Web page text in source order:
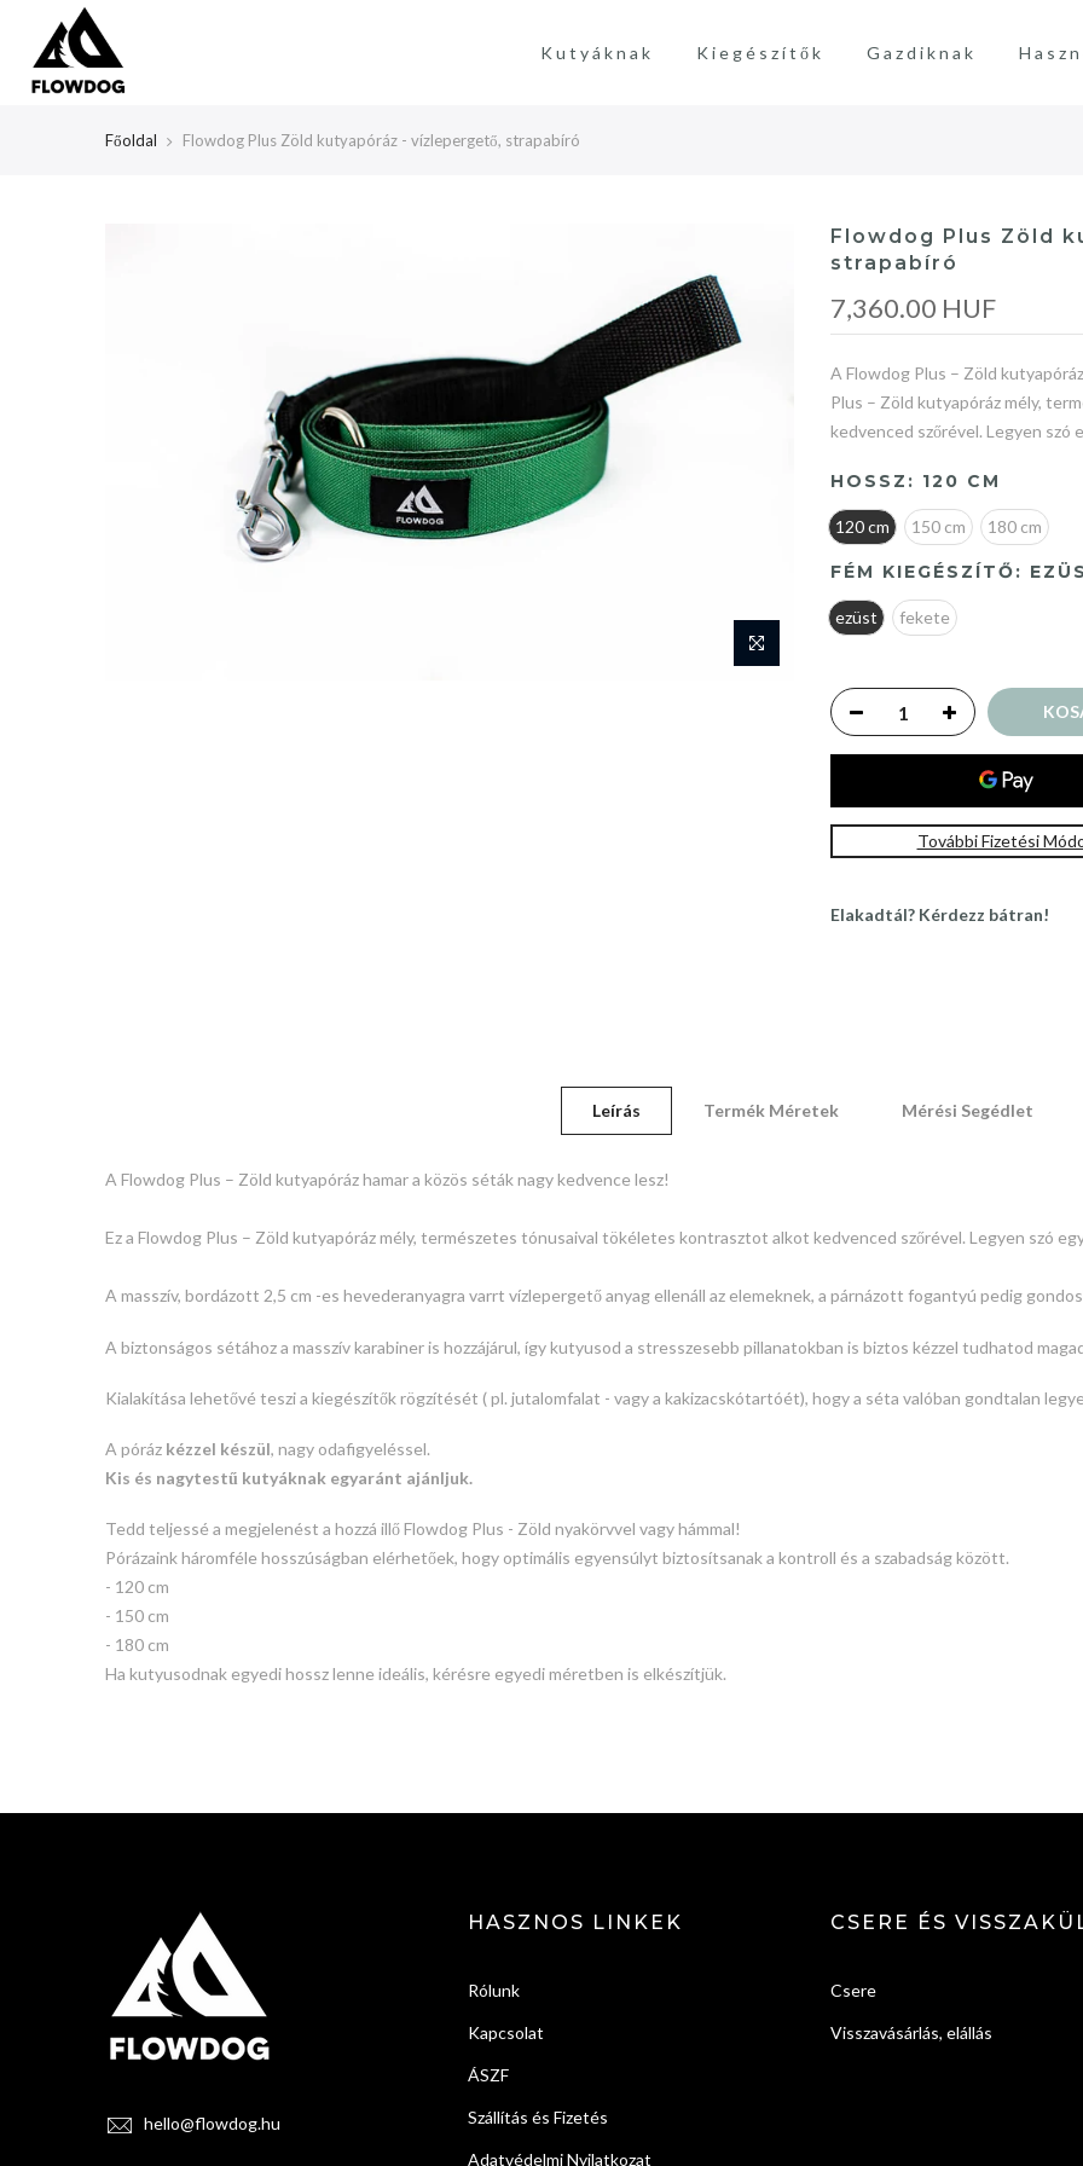
átlépése
Kutyáknak Kiegészítők Gazdiknak
Főoldal Flowdog Plus Zöld kutyapóráz - vízlepergető, strapabíró
Flowdog Plus Zöld
strapabíró
7,360.00 HUF
A Flowdog Plus – Zöld
Plus – Zöld kutyapóráz mély,
kedvenced szőrével. Legyen szó
HOSSZ: 120 CM
120 cm 150 cm 180 cm
FÉM KIEGÉSZÍTŐ:
ezüst fekete
További Fizetési
Elakadtál? Kérdezz bátran!
Leírás Termék Méretek Mérési Segédlet
A Flowdog Plus – Zöld kutyapóráz hamar a közös séták nagy kedvence lesz!
Ez a Flowdog Plus – Zöld kutyapóráz mély, természetes tónusaival tökéletes kontrasztot alkot kedvenced szőrével. Legyen szó
A masszív, bordázott 2,5 cm -es hevederanyagra varrt vízlepergető anyag ellenáll az elemeknek, a párnázott fogantyú pedig
A biztonságos sétához a masszív karabiner is hozzájárul, így kutyusod a stresszesebb pillanatokban is biztos kézzel tudhatod
Kialakítása lehetővé teszi a kiegészítők rögzítését ( pl. jutalomfalat - vagy a kakizacskótartóét), hogy a séta valóban gondtalan
A póráz kézzel készül, nagy odafigyeléssel.
Kis és nagytestű kutyáknak egyaránt ajánljuk.
Tedd teljessé a megjelenést a hozzá illő Flowdog Plus - Zöld nyakörvvel vagy hámmal!
Pórázaink háromféle hosszúságban elérhetőek, hogy optimális egyensúlyt biztosítsanak a kontroll és a szabadság között.
- 120 cm
- 150 cm
- 180 cm
Ha kutyusodnak egyedi hossz lenne ideális, kérésre egyedi méretben is elkészítjük.
hello@flowdog.hu
HASZNOS LINKEK
Rólunk
Kapcsolat
ÁSZF
Szállítás és Fizetés
Adatvédelmi Nyilatkozat
CSERE ÉS
Csere
Visszavásárlás, elállás